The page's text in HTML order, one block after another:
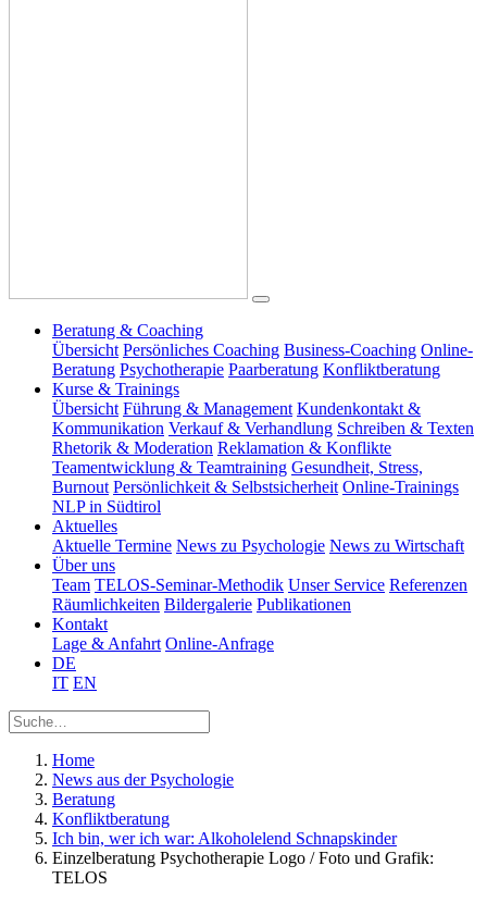
Beratung & Coaching
Übersicht Persönliches Coaching Business-Coaching Online-
Beratung Psychotherapie Paarberatung Konfliktberatung
Kurse & Trainings
Übersicht Führung & Management Kundenkontakt &
Kommunikation Verkauf & Verhandlung Schreiben & Texten
Rhetorik & Moderation Reklamation & Konflikte
Teamentwicklung & Teamtraining Gesundheit, Stress,
Burnout Persönlichkeit & Selbstsicherheit Online-Trainings
NLP in Südtirol
Aktuelles
Aktuelle Termine News zu Psychologie News zu Wirtschaft
Über uns
Team TELOS-Seminar-Methodik Unser Service Referenzen
Räumlichkeiten Bildergalerie Publikationen
Kontakt
Lage & Anfahrt Online-Anfrage
DE
IT EN
Home
News aus der Psychologie
Beratung
Konfliktberatung
Ich bin, wer ich war: Alkoholelend Schnapskinder
Einzelberatung Psychotherapie Logo / Foto und Grafik:
TELOS